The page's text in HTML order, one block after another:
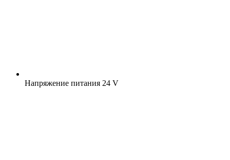
Напряжение питания 24 V